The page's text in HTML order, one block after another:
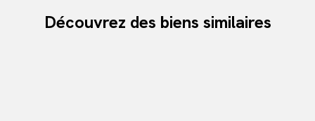
Découvrez des biens similaires